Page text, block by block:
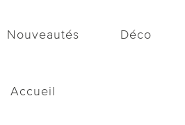
Nouveautés Déco
Accueil